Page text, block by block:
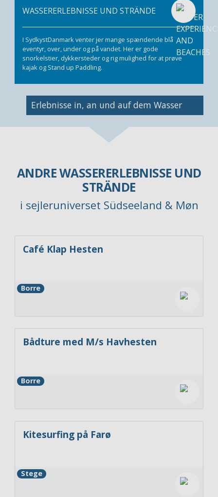
WASSERERLEBNISSE UND STRÄNDE
I SydkystDanmark venter jer mange spændende blå
eventyr, over, under og på vandet. Her er gode
snorkelstier, dykkersteder og rig mulighed for at prøve
kajak og Stand up Paddling.
Bild
Erlebnisse in, an und auf dem Wasser
ANDRE WASSERERLEBNISSE UND
STRÄNDE
i sejleruniverset Südseeland & Møn
Café Klap Hesten
Borre
Bådture med M/s Havhesten
Borre
Kitesurfing på Farø
Stege